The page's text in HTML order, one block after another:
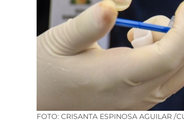
FOTO: CRISANTA ESPINOSA AGUILAR /